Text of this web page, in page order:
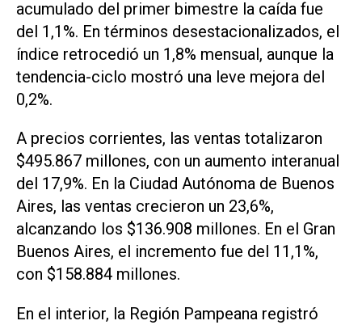
acumulado del primer bimestre la caída fue
del 1,1%. En términos desestacionalizados, el
índice retrocedió un 1,8% mensual, aunque la
tendencia-ciclo mostró una leve mejora del
0,2%.
A precios corrientes, las ventas totalizaron
$495.867 millones, con un aumento interanual
del 17,9%. En la Ciudad Autónoma de Buenos
Aires, las ventas crecieron un 23,6%,
alcanzando los $136.908 millones. En el Gran
Buenos Aires, el incremento fue del 11,1%,
con $158.884 millones.
En el interior, la Región Pampeana registró